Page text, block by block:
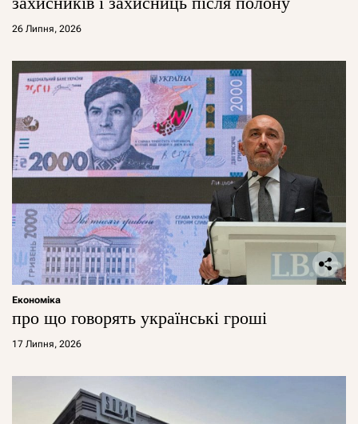
26 Липня, 2026
Економіка
про що говорять українські гроші
17 Липня, 2026